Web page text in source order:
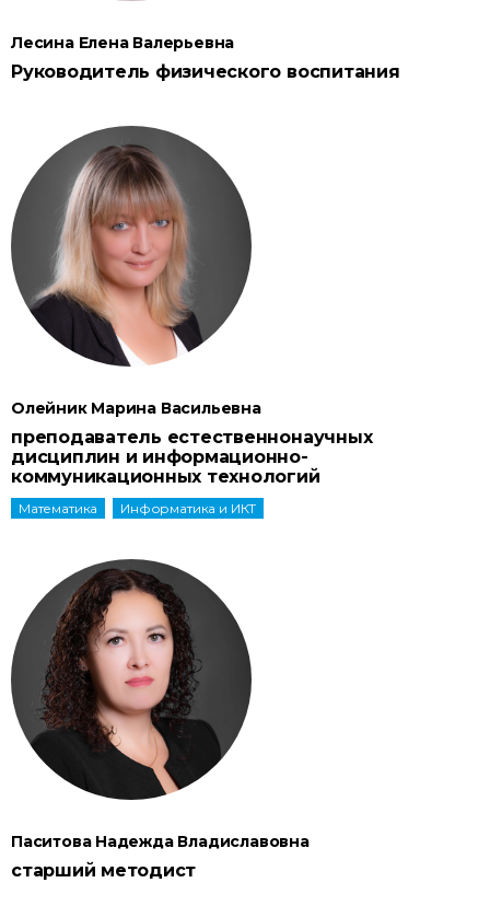
Лесина Елена Валерьевна
Руководитель физического воспитания
Олейник Марина Васильевна
преподаватель естественнонаучных
дисциплин и информационно-
коммуникационных технологий
Математика Информатика и ИКТ
Паситова Надежда Владиславовна
старший методист